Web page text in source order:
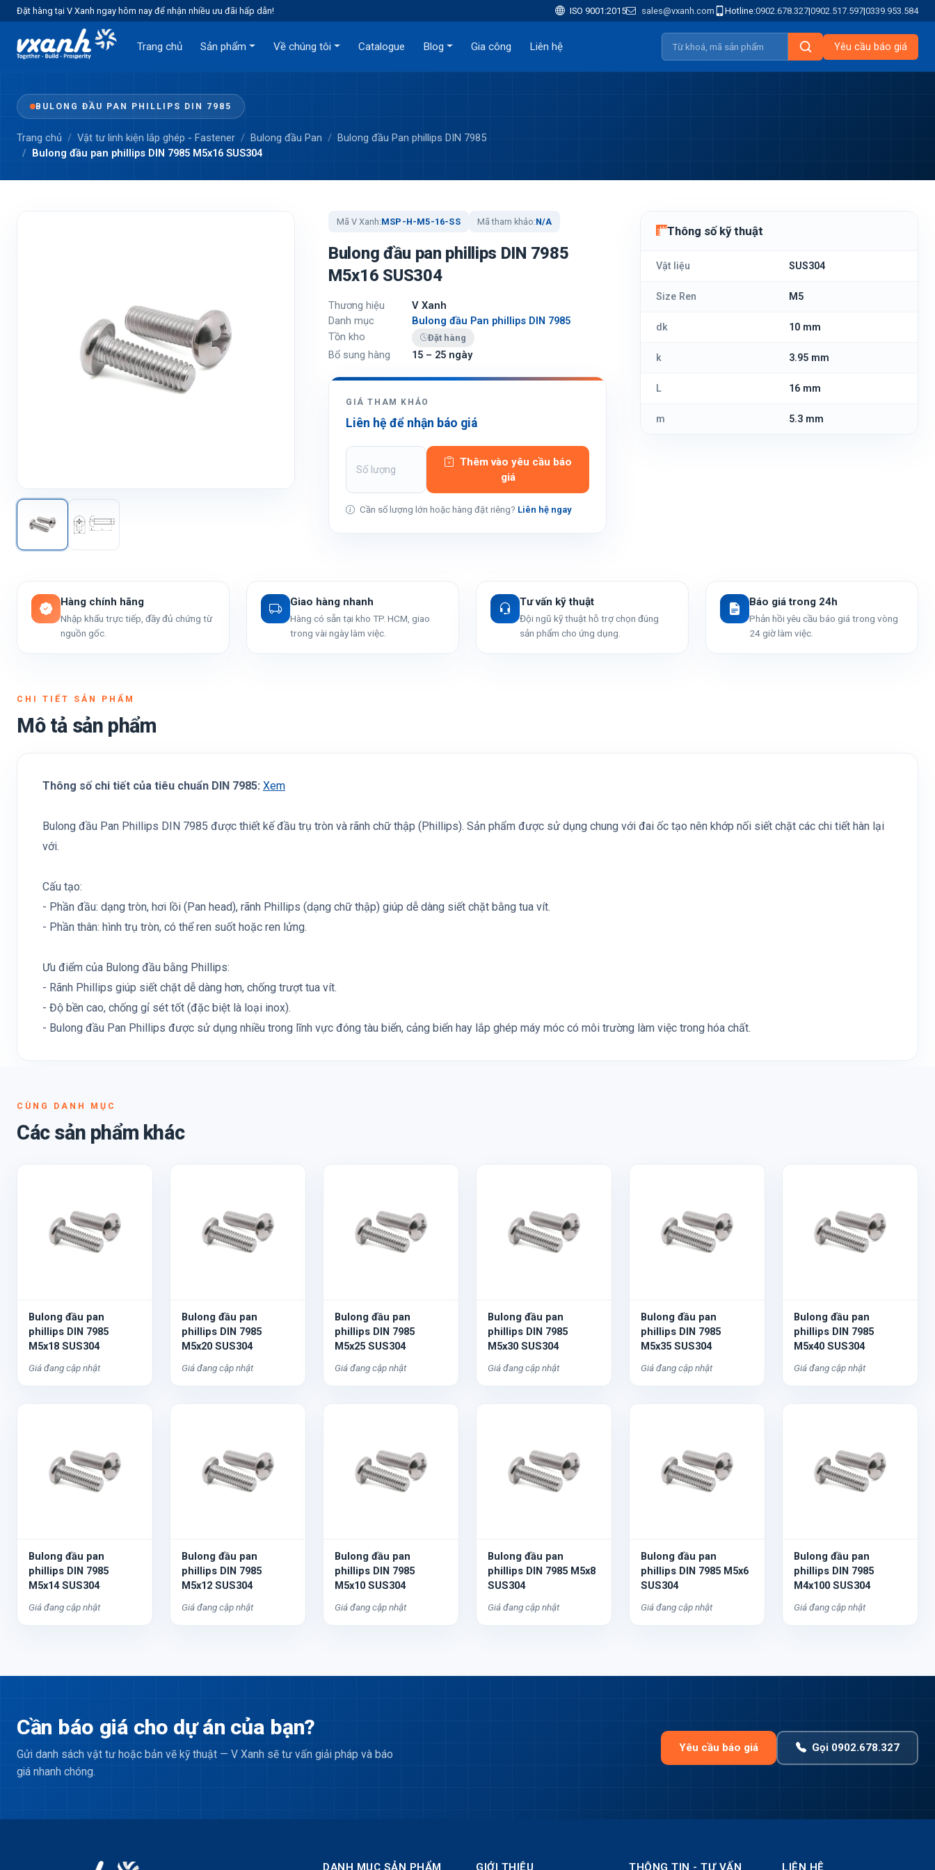
Đặt hàng tại V Xanh ngay hôm nay để nhận nhiều ưu đãi hấp dẫn! ISO 9001:2015 sales@vxanh.com Hotline:0902.678.327|0902.517.597|0339.953.584
Trang chủ Sản phẩm Về chúng tôi Catalogue Blog Gia công Liên hệ Yêu cầu báo giá
BULONG ĐẦU PAN PHILLIPS DIN 7985
Trang chủ Vật tư linh kiện lắp ghép - Fastener Bulong đầu Pan
Bulong đầu Pan phillips DIN 7985
Bulong đầu pan phillips DIN 7985 M5x16 SUS304
Mã V Xanh:MSP-H-M5-16-SS Mã tham khảo:N/A
Bulong đầu pan phillips DIN 7985
M5x16 SUS304
Thương hiệu
V Xanh
Danh mục
Bulong đầu Pan phillips DIN 7985
Tồn kho
Đặt hàng
Bổ sung hàng 15 – 25 ngày
GIÁ THAM KHẢO
Liên hệ để nhận báo giá
Thêm vào yêu cầu báo
giá
Cần số lượng lớn hoặc hàng đặt riêng? Liên hệ ngay
Thông số kỹ thuật
Vật liệu SUS304
Size Ren M5
dk 10 mm
k 3.95 mm
L 16 mm
m 5.3 mm
Hàng chính hãng
Nhập khẩu trực tiếp, đầy đủ chứng từ
nguồn gốc.
Giao hàng nhanh
Hàng có sẵn tại kho TP. HCM, giao
trong vài ngày làm việc.
Tư vấn kỹ thuật
Đội ngũ kỹ thuật hỗ trợ chọn đúng
sản phẩm cho ứng dụng.
Báo giá trong 24h
Phản hồi yêu cầu báo giá trong vòng
24 giờ làm việc.
CHI TIẾT SẢN PHẨM
Mô tả sản phẩm
Thông số chi tiết của tiêu chuẩn DIN 7985: Xem
Bulong đầu Pan Phillips DIN 7985 được thiết kế đầu trụ tròn và rãnh chữ thập (Phillips). Sản phẩm được sử dụng chung với đai ốc tạo nên khớp nối siết chặt các chi tiết hàn lại
với.
Cấu tạo:
- Phần đầu: dạng tròn, hơi lồi (Pan head), rãnh Phillips (dạng chữ thập) giúp dễ dàng siết chặt bằng tua vít.
- Phần thân: hình trụ tròn, có thể ren suốt hoặc ren lửng.
Ưu điểm của Bulong đầu bằng Phillips:
- Rãnh Phillips giúp siết chặt dễ dàng hơn, chống trượt tua vít.
- Độ bền cao, chống gỉ sét tốt (đặc biệt là loại inox).
- Bulong đầu Pan Phillips được sử dụng nhiều trong lĩnh vực đóng tàu biển, cảng biển hay lắp ghép máy móc có môi trường làm việc trong hóa chất.
CÙNG DANH MỤC
Các sản phẩm khác
Bulong đầu pan
phillips DIN 7985
M5x18 SUS304
Giá đang cập nhật
Bulong đầu pan
phillips DIN 7985
M5x20 SUS304
Giá đang cập nhật
Bulong đầu pan
phillips DIN 7985
M5x25 SUS304
Giá đang cập nhật
Bulong đầu pan
phillips DIN 7985
M5x30 SUS304
Giá đang cập nhật
Bulong đầu pan
phillips DIN 7985
M5x35 SUS304
Giá đang cập nhật
Bulong đầu pan
phillips DIN 7985
M5x40 SUS304
Giá đang cập nhật
Bulong đầu pan
phillips DIN 7985
M5x14 SUS304
Giá đang cập nhật
Bulong đầu pan
phillips DIN 7985
M5x12 SUS304
Giá đang cập nhật
Bulong đầu pan
phillips DIN 7985
M5x10 SUS304
Giá đang cập nhật
Bulong đầu pan
phillips DIN 7985 M5x8
SUS304
Giá đang cập nhật
Bulong đầu pan
phillips DIN 7985 M5x6
SUS304
Giá đang cập nhật
Bulong đầu pan
phillips DIN 7985
M4x100 SUS304
Giá đang cập nhật
Cần báo giá cho dự án của bạn?
Gửi danh sách vật tư hoặc bản vẽ kỹ thuật — V Xanh sẽ tư vấn giải pháp và báo
giá nhanh chóng.
Yêu cầu báo giá Gọi 0902.678.327
DANH MỤC SẢN PHẨM GIỚI THIỆU THÔNG TIN - TƯ VẤN LIÊN HỆ